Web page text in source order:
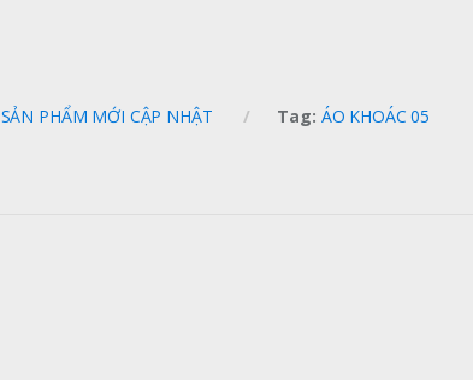
SẢN PHẨM MỚI CẬP NHẬT Tag: ÁO KHOÁC 05